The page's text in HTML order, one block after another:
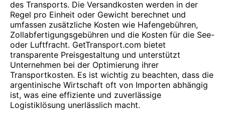
des Transports. Die Versandkosten werden in der
Regel pro Einheit oder Gewicht berechnet und
umfassen zusätzliche Kosten wie Hafengebühren,
Zollabfertigungsgebühren und die Kosten für die See-
oder Luftfracht. GetTransport.com bietet
transparente Preisgestaltung und unterstützt
Unternehmen bei der Optimierung ihrer
Transportkosten. Es ist wichtig zu beachten, dass die
argentinische Wirtschaft oft von Importen abhängig
ist, was eine effiziente und zuverlässige
Logistiklösung unerlässlich macht.